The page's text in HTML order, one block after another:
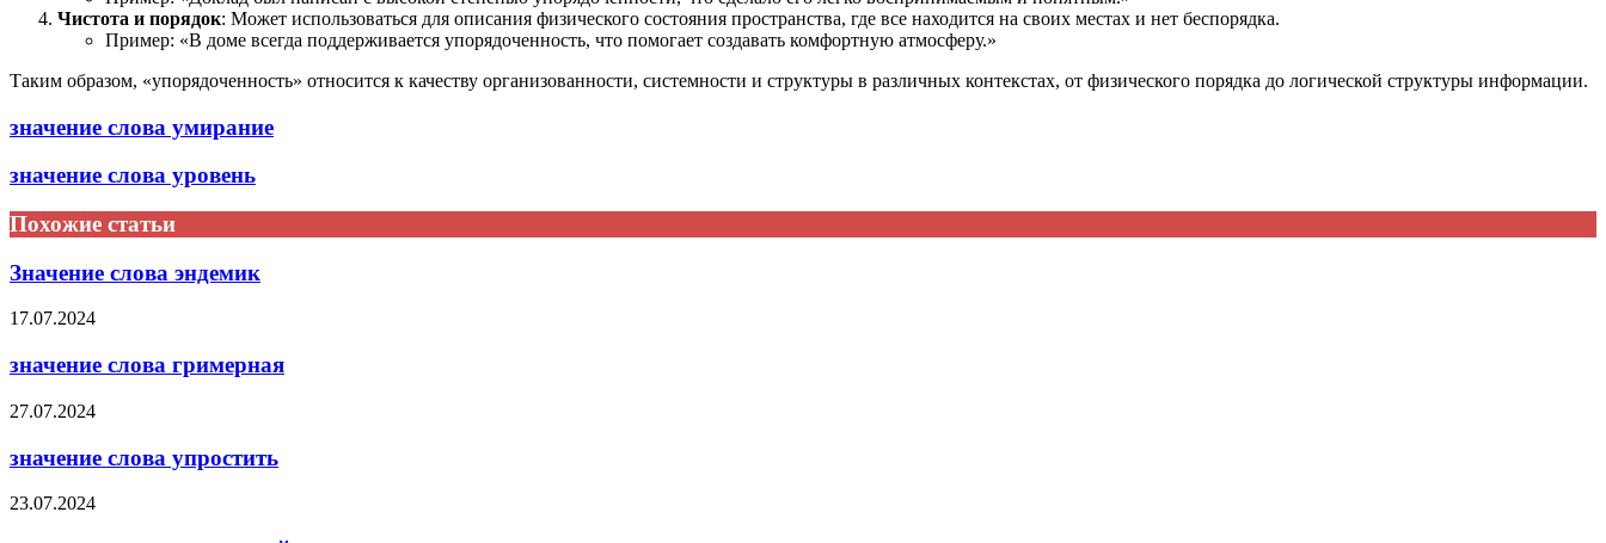
Чистота и порядок: Может использоваться для описания физического состояния пространства, где все находится на своих местах и нет беспорядка.
Пример: «В доме всегда поддерживается упорядоченность, что помогает создавать комфортную атмосферу.»
Таким образом, «упорядоченность» относится к качеству организованности, системности и структуры в различных контекстах, от физического порядка до логической структуры информации.
значение слова умирание
значение слова уровень
Похожие статьи
Значение слова эндемик
17.07.2024
значение слова гримерная
27.07.2024
значение слова упростить
23.07.2024